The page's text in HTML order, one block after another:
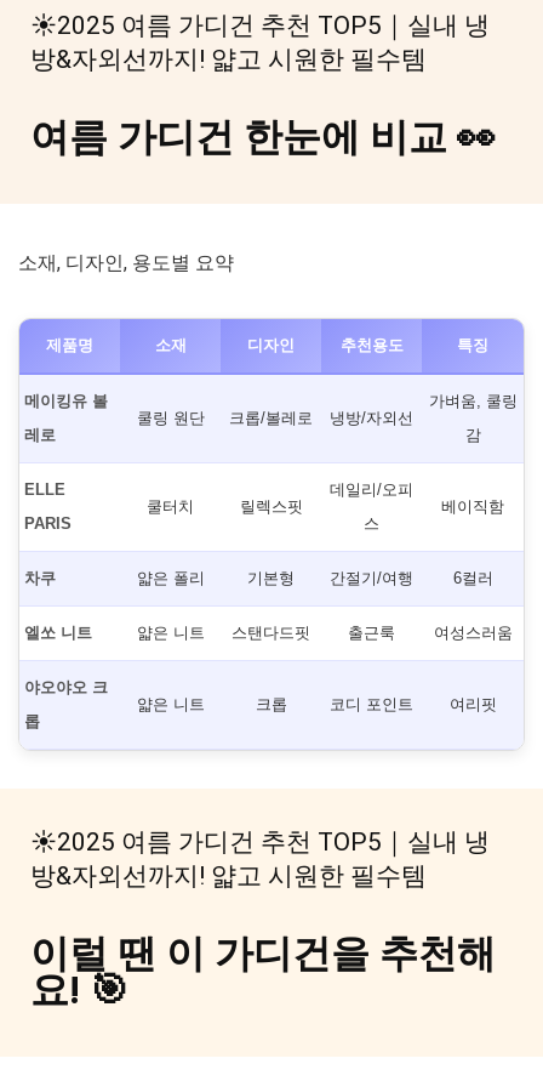
☀️2025 여름 가디건 추천 TOP5｜실내 냉
방&자외선까지! 얇고 시원한 필수템
여름 가디건 한눈에 비교 👀
소재, 디자인, 용도별 요약
제품명 소재 디자인 추천용도 특징
메이킹유 볼
레로
쿨링 원단 크롭/볼레로 냉방/자외선
가벼움, 쿨링
감
ELLE
PARIS
쿨터치 릴렉스핏
데일리/오피
스
베이직함
차쿠 얇은 폴리 기본형 간절기/여행 6컬러
엘쏘 니트 얇은 니트 스탠다드핏 출근룩 여성스러움
야오야오 크
롭
얇은 니트 크롭 코디 포인트 여리핏
☀️2025 여름 가디건 추천 TOP5｜실내 냉
방&자외선까지! 얇고 시원한 필수템
이럴 땐 이 가디건을 추천해
요! 🎯